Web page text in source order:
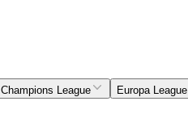
Champions League Europa League